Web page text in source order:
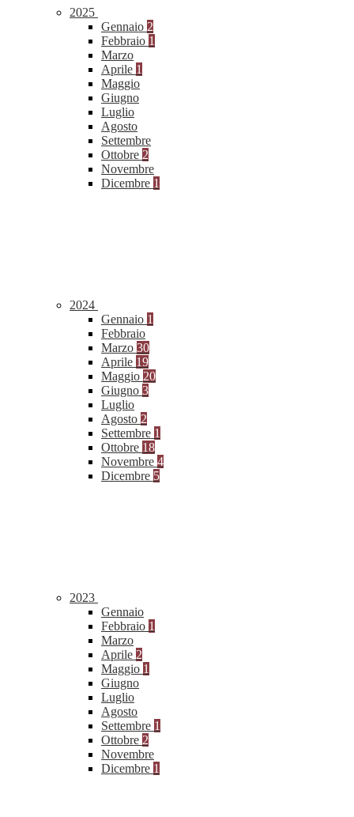
2025
Gennaio 2
Febbraio 1
Marzo
Aprile 1
Maggio
Giugno
Luglio
Agosto
Settembre
Ottobre 2
Novembre
Dicembre 1
2024
Gennaio 1
Febbraio
Marzo 30
Aprile 19
Maggio 20
Giugno 3
Luglio
Agosto 2
Settembre 1
Ottobre 18
Novembre 4
Dicembre 5
2023
Gennaio
Febbraio 1
Marzo
Aprile 2
Maggio 1
Giugno
Luglio
Agosto
Settembre 1
Ottobre 2
Novembre
Dicembre 1